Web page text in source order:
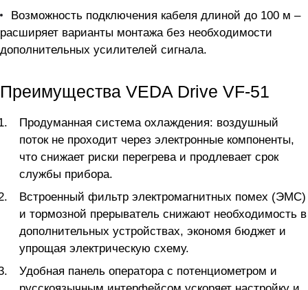
Возможность подключения кабеля длиной до 100 м –
расширяет варианты монтажа без необходимости
дополнительных усилителей сигнала.
Преимущества VEDA Drive VF-51
Продуманная система охлаждения: воздушный
поток не проходит через электронные компоненты,
что снижает риски перегрева и продлевает срок
службы прибора.
Встроенный фильтр электромагнитных помех (ЭМС)
и тормозной прерыватель снижают необходимость в
дополнительных устройствах, экономя бюджет и
упрощая электрическую схему.
Удобная панель оператора с потенциометром и